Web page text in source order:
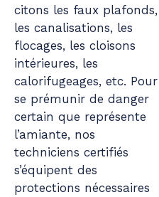
citons les faux plafonds,
les canalisations, les
flocages, les cloisons
intérieures, les
calorifugeages, etc. Pour
se prémunir de danger
certain que représente
l’amiante, nos
techniciens certifiés
s’équipent des
protections nécessaires